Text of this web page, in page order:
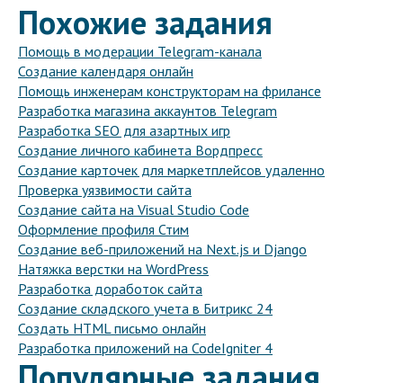
Похожие задания
Помощь в модерации Telegram-канала
Создание календаря онлайн
Помощь инженерам конструкторам на фрилансе
Разработка магазина аккаунтов Telegram
Разработка SEO для азартных игр
Создание личного кабинета Вордпресс
Создание карточек для маркетплейсов удаленно
Проверка уязвимости сайта
Создание сайта на Visual Studio Code
Оформление профиля Стим
Создание веб-приложений на Next.js и Django
Натяжка верстки на WordPress
Разработка доработок сайта
Создание складского учета в Битрикс 24
Создать HTML письмо онлайн
Разработка приложений на CodeIgniter 4